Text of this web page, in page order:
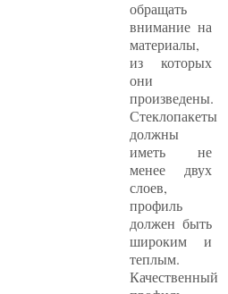
обращать
внимание на
материалы,
из которых
они
произведены.
Стеклопакеты
должны
иметь не
менее двух
слоев,
профиль
должен быть
широким и
теплым.
Качественный